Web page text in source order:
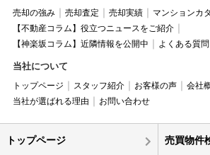
売却の強み 売却査定 売却実績
マンションカ
【不動産コラム】役立つニュースをご紹介
【神楽坂コラム】近隣情報を公開中
よくある質問
当社について
トップページ スタッフ紹介 お客様の声
会社
当社が選ばれる理由
お問い合わせ
トップページ 売買物件